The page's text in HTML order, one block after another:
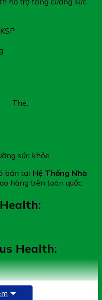
Thẻ:
sức khỏe
bán tại Hệ Thống Nhà
hàng trên toàn quốc
Health: